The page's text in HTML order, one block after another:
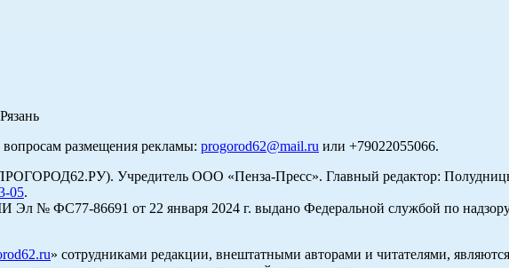
размещения рекламы: progorod62@mail.ru или +79022055066.
Учредитель ООО «Пенза-Пресс». Главный редактор:
05.
Эл № ФС77-86691 от 22 января 2024 г. выдано Федеральной службой по
» сотрудниками редакции, внештатными авторами и читателями,